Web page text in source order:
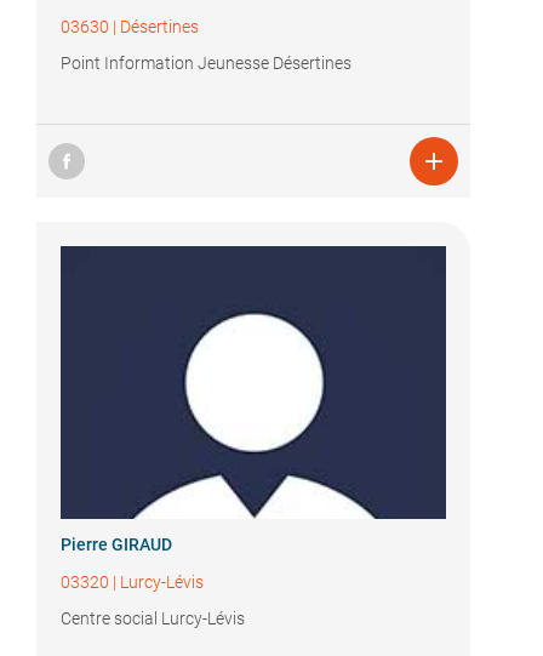
03630 | Désertines
Point Information Jeunesse Désertines

Pierre GIRAUD
03320 | Lurcy-Lévis
Centre social Lurcy-Lévis